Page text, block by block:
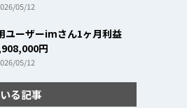
05/12
ユーザーimさん1ヶ月利益
円
05/12
る記事